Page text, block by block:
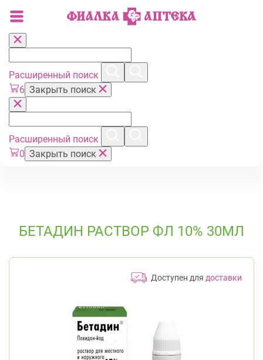
Расширенный поиск
6 Закрыть поиск
Расширенный поиск
0 Закрыть поиск
БЕТАДИН РАСТВОР ФЛ 10% 30МЛ
Доступен для доставки